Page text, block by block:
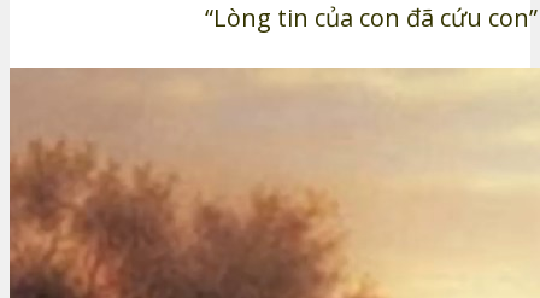
“Lòng tin của con đã cứu con”